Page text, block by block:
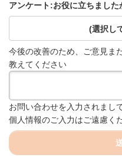
アンケート:お役に立ちました
(選択し
今後の改善のため、ご意見ま
教えてください
お問い合わせを入力されまし
個人情報のご入力はご遠慮く